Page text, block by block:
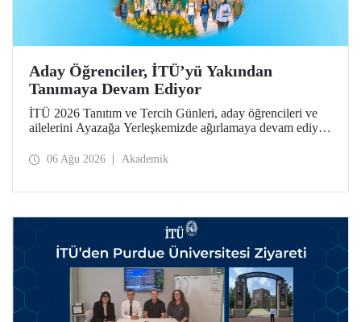
Aday Öğrenciler, İTÜ’yü Yakından
Tanımaya Devam Ediyor
İTÜ 2026 Tanıtım ve Tercih Günleri, aday öğrencileri ve
ailelerini Ayazağa Yerleşkemizde ağırlamaya devam ediyor.
ilgili fakülte ve birimler adaylara bilgi vermeye devam
06 Ağu 2026 Akademik